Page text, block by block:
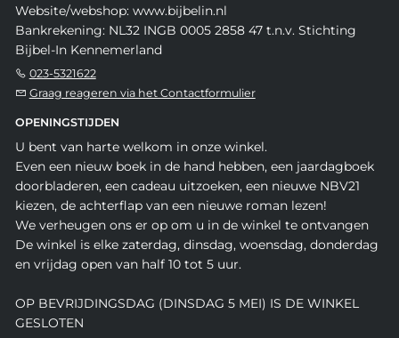
Website/webshop: www.bijbelin.nl
Bankrekening: NL32 INGB 0005 2858 47 t.n.v. Stichting
Bijbel-In Kennemerland
023-5321622
Graag reageren via het Contactformulier
OPENINGSTIJDEN
U bent van harte welkom in onze winkel.
Even een nieuw boek in de hand hebben, een jaardagboek
doorbladeren, een cadeau uitzoeken, een nieuwe NBV21
kiezen, de achterflap van een nieuwe roman lezen!
We verheugen ons er op om u in de winkel te ontvangen
De winkel is elke zaterdag, dinsdag, woensdag, donderdag
en vrijdag open van half 10 tot 5 uur.
OP BEVRIJDINGSDAG (DINSDAG 5 MEI) IS DE WINKEL
GESLOTEN